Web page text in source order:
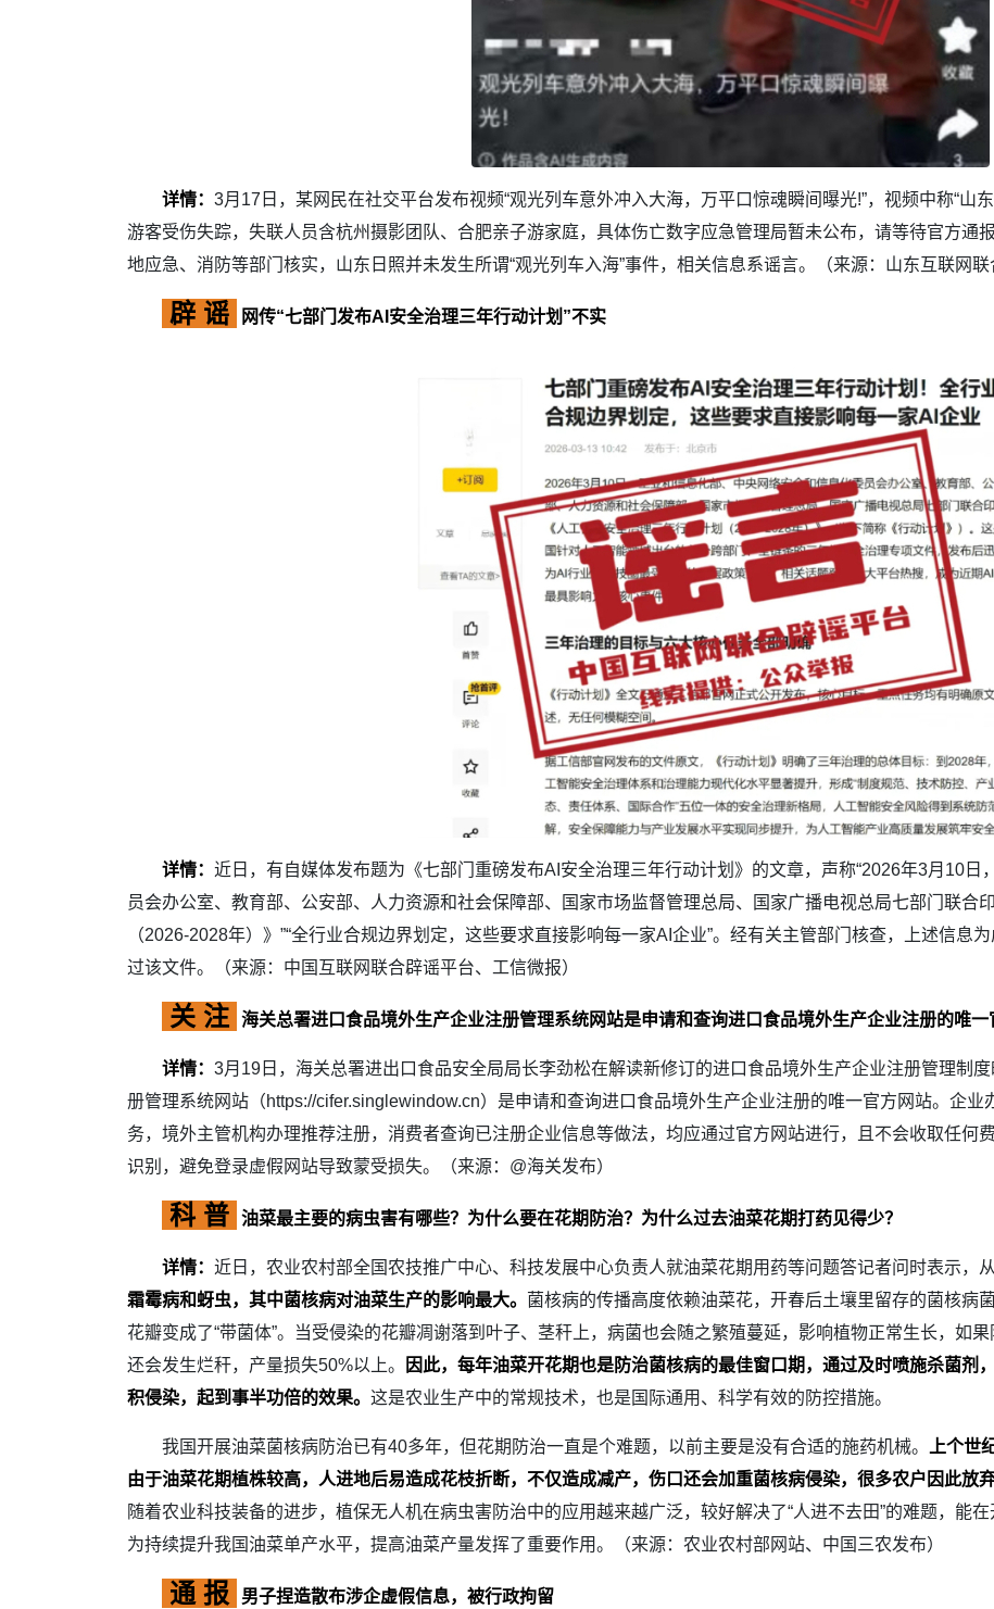
详情： 3月17日，某网民在社交平台发布视频“观光列车意外冲入大海，万平口惊魂瞬间曝光!”，视频中称“山
游客受伤失踪，失联人员含杭州摄影团队、合肥亲子游家庭，具体伤亡数字应急管理局暂未公布，请等待官方通
地应急、消防等部门核实，山东日照并未发生所谓“观光列车入海”事件，相关信息系谣言。（来源：山东互联网
辟 谣 网传“七部门发布AI安全治理三年行动计划”不实
详情： 近日，有自媒体发布题为《七部门重磅发布AI安全治理三年行动计划》的文章，声称“2026年3月10
员会办公室、教育部、公安部、人力资源和社会保障部、国家市场监督管理总局、国家广播电视总局七部门联合
（2026-2028年）》”“全行业合规边界划定，这些要求直接影响每一家AI企业”。经有关主管部门核查，上述信息
过该文件。（来源：中国互联网联合辟谣平台、工信微报）
关 注 海关总署进口食品境外生产企业注册管理系统网站是申请和查询进口食品境外生产企业注册的唯
详情： 3月19日，海关总署进出口食品安全局局长李劲松在解读新修订的进口食品境外生产企业注册管理制
册管理系统网站（https://cifer.singlewindow.cn）是申请和查询进口食品境外生产企业注册的唯一官方网站。企
务，境外主管机构办理推荐注册，消费者查询已注册企业信息等做法，均应通过官方网站进行，且不会收取任何
识别，避免登录虚假网站导致蒙受损失。（来源：@海关发布）
科 普 油菜最主要的病虫害有哪些？为什么要在花期防治？为什么过去油菜花期打药见得少？
详情： 近日，农业农村部全国农技推广中心、科技发展中心负责人就油菜花期用药等问题答记者问时表示，从
霜霉病和蚜虫，其中菌核病对油菜生产的影响最大。 菌核病的传播高度依赖油菜花，开春后土壤里留存的菌核病
花瓣变成了“带菌体”。当受侵染的花瓣凋谢落到叶子、茎秆上，病菌也会随之繁殖蔓延，影响植物正常生长，如
还会发生烂秆，产量损失50%以上。
因此，每年油菜开花期也是防治菌核病的最佳窗口期，通过及时喷施杀菌剂
积侵染，起到事半功倍的效果。 这是农业生产中的常规技术，也是国际通用、科学有效的防控措施。
我国开展油菜菌核病防治已有40多年，但花期防治一直是个难题，以前主要是没有合适的施药机械。
上个世
由于油菜花期植株较高，人进地后易造成花枝折断，不仅造成减产，伤口还会加重菌核病侵染，很多农户因此放
随着农业科技装备的进步，植保无人机在病虫害防治中的应用越来越广泛，较好解决了“人进不去田”的难题，能
为持续提升我国油菜单产水平，提高油菜产量发挥了重要作用。（来源：农业农村部网站、中国三农发布）
通 报 男子捏造散布涉企虚假信息，被行政拘留